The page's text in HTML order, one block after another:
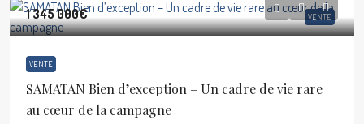
VENTE
1 345 000€
VENTE
SAMATAN Bien d’exception – Un cadre de vie rare
au cœur de la campagne